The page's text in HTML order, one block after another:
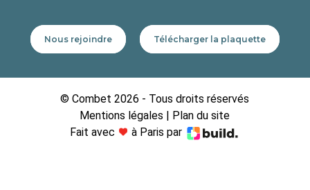
Nous rejoindre Télécharger la plaquette
© Combet 2026 - Tous droits réservés
Mentions légales | Plan du site
Fait avec
à Paris par